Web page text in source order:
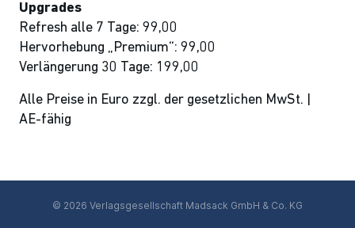
Upgrades
Refresh alle 7 Tage: 99,00
Hervorhebung „Premium“: 99,00
Verlängerung 30 Tage: 199,00
Alle Preise in Euro zzgl. der gesetzlichen MwSt. |
AE-fähig
© 2026 Verlagsgesellschaft Madsack GmbH & Co. KG